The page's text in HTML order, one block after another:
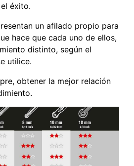
éxito.
un afilado propio para
hace que cada uno de ellos,
distinto, según el
utilice.
obtener la mejor relación